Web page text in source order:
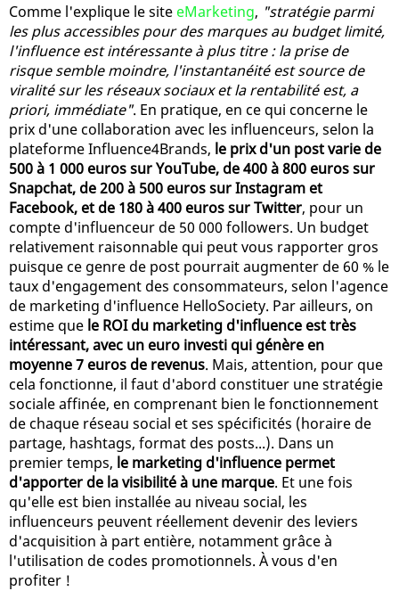
Comme l'explique le site eMarketing, "stratégie parmi
les plus accessibles pour des marques au budget limité,
l'influence est intéressante à plus titre : la prise de
risque semble moindre, l'instantanéité est source de
viralité sur les réseaux sociaux et la rentabilité est, a
priori, immédiate". En pratique, en ce qui concerne le
prix d'une collaboration avec les influenceurs, selon la
plateforme Influence4Brands, le prix d'un post varie de
500 à 1 000 euros sur YouTube, de 400 à 800 euros sur
Snapchat, de 200 à 500 euros sur Instagram et
Facebook, et de 180 à 400 euros sur Twitter, pour un
compte d'influenceur de 50 000 followers. Un budget
relativement raisonnable qui peut vous rapporter gros
puisque ce genre de post pourrait augmenter de 60 % le
taux d'engagement des consommateurs, selon l'agence
de marketing d'influence HelloSociety. Par ailleurs, on
estime que le ROI du marketing d'influence est très
intéressant, avec un euro investi qui génère en
moyenne 7 euros de revenus. Mais, attention, pour que
cela fonctionne, il faut d'abord constituer une stratégie
sociale affinée, en comprenant bien le fonctionnement
de chaque réseau social et ses spécificités (horaire de
partage, hashtags, format des posts...). Dans un
premier temps, le marketing d'influence permet
d'apporter de la visibilité à une marque. Et une fois
qu'elle est bien installée au niveau social, les
influenceurs peuvent réellement devenir des leviers
d'acquisition à part entière, notamment grâce à
l'utilisation de codes promotionnels. À vous d'en
profiter !